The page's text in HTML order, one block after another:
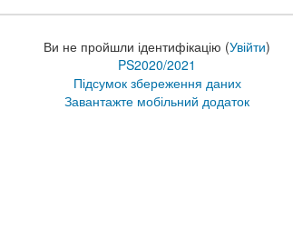
Ви не пройшли ідентифікацію (Увійти)
PS2020/2021
Підсумок збереження даних
Завантажте мобільний додаток